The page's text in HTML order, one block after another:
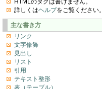
詳しくはヘルプをご覧ください。
主な書き方
リンク
文字修飾
見出し
リスト
引用
テキスト整形